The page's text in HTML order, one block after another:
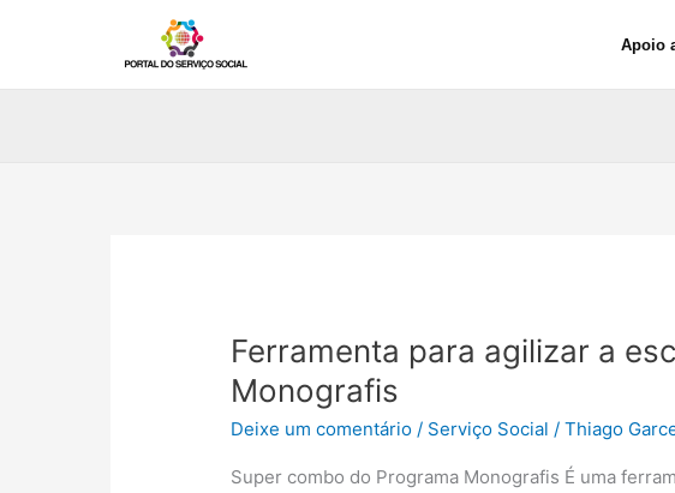
Apoio
Ferramenta para agilizar a
Monografis
Deixe um comentário / Serviço Social /Thiago
Super combo do Programa Monografis É uma